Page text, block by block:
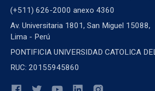
(+511) 626-2000 anexo 4360
Av. Universitaria 1801, San Miguel 15088,
Lima - Perú
PONTIFICIA UNIVERSIDAD CATOLICA
RUC: 20155945860